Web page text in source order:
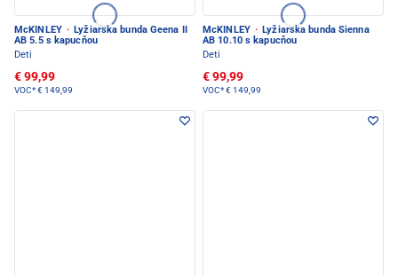
McKINLEY · Lyžiarska bunda Geena II
AB 5.5 s kapucňou
Deti
€ 99,99
VOC*€ 149,99
McKINLEY · Lyžiarska bunda Sienna
AB 10.10 s kapucňou
Deti
€ 99,99
VOC*€ 149,99